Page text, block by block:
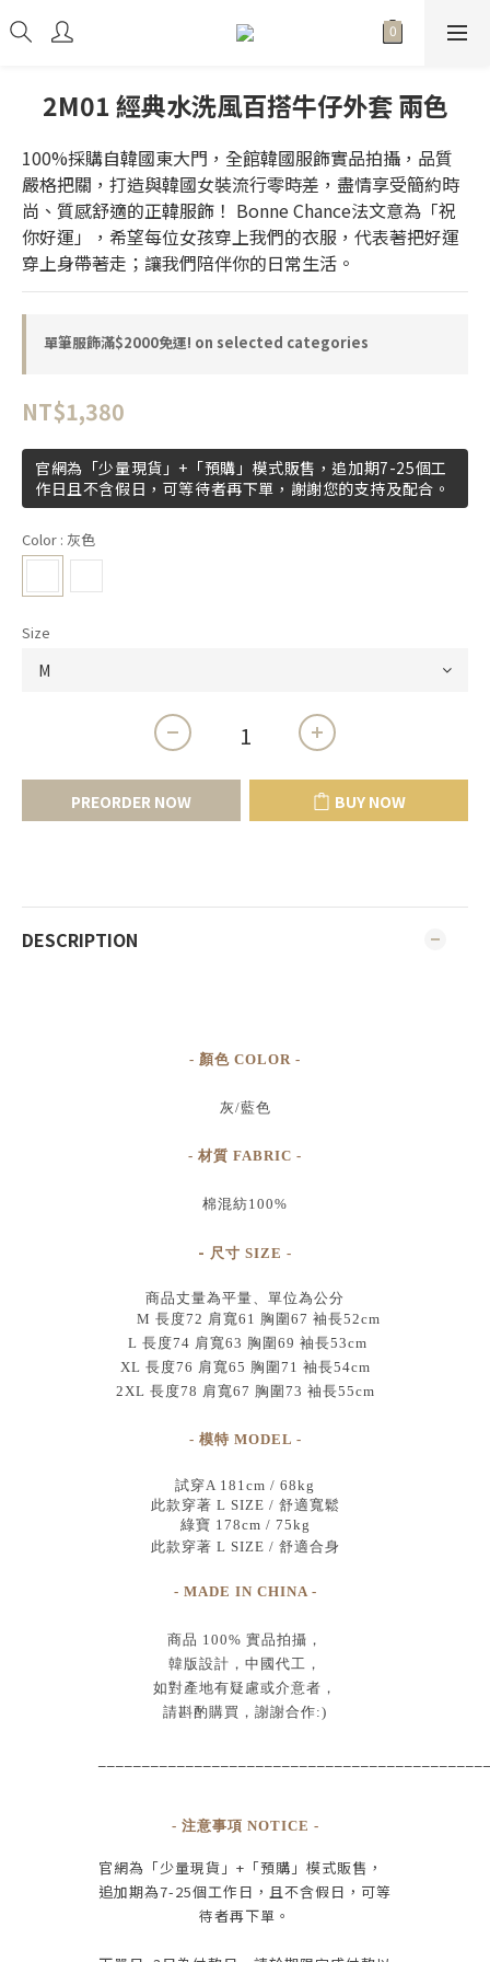
2M01 經典水洗風百搭牛仔外套 兩色
100%採購自韓國東大門，全館韓國服飾實品拍攝，品質
嚴格把關，打造與韓國女裝流行零時差，盡情享受簡約時
尚、質感舒適的正韓服飾！ Bonne Chance法文意為「祝
你好運」，希望每位女孩穿上我們的衣服，代表著把好運
穿上身帶著走；讓我們陪伴你的日常生活。
單筆服飾滿$2000免運! on selected categories
NT$1,380
官網為「少量現貨」+「預購」模式販售，追加期7-25個工
作日且不含假日，可等待者再下單，謝謝您的支持及配合。
Color : 灰色
Size
PREORDER NOW BUY NOW
DESCRIPTION
- 顏色 COLOR -
灰/藍色
- 材質 FABRIC -
棉混紡100%
- 尺寸 SIZE -
商品丈量為平量、單位為公分
M 長度72 肩寬61 胸圍67 袖長52cm
L 長度74 肩寬63 胸圍69 袖長53cm
XL 長度76 肩寬65 胸圍71 袖長54cm
2XL 長度78 肩寬67 胸圍73 袖長55cm
- 模特 MODEL -
試穿A 181cm / 68kg
此款穿著 L SIZE / 舒適寬鬆
綠寶 178cm / 75kg
此款穿著 L SIZE / 舒適合身
- MADE IN CHINA -
商品 100% 實品拍攝 ，
韓版設計，中國代工 ，
如對產地有疑慮或介意者，
請斟酌購買， 謝謝合作:)
- 注意事項 NOTICE -
官網為 「少量現貨」+ 「預購」模式販售，
追加期為7-25個工作日 ，且不含假日 ， 可等
待者再下單 。